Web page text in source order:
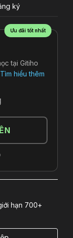
Ưu đãi tốt nhất
tại Gitiho
Tìm hiểu thêm
hạn 700+